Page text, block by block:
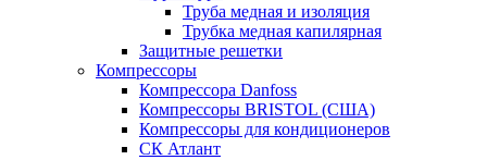
Труба медная и изоляция
Трубка медная капилярная
Защитные решетки
Компрессоры
Компрессора Danfoss
Компрессоры BRISTOL (США)
Компрессоры для кондиционеров
СК Атлант